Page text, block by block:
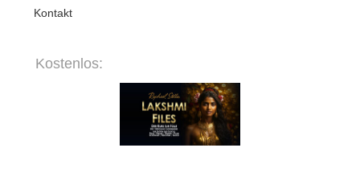
Kontakt
Kostenlos: